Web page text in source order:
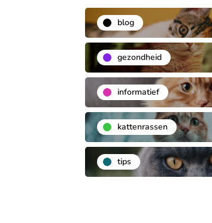
blog
gezondheid
informatief
kattenrassen
tips